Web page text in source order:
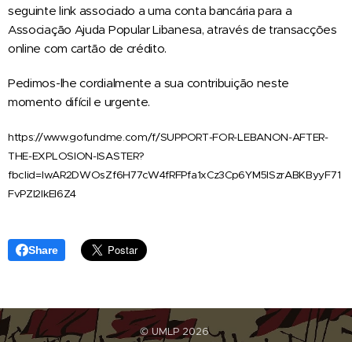
seguinte link associado a uma conta bancária para a
Associação Ajuda Popular Libanesa, através de transacções
online com cartão de crédito.
Pedimos-lhe cordialmente a sua contribuição neste
momento difícil e urgente.
https://www.gofundme.com/f/SUPPORT-FOR-LEBANON-AFTER-
THE-EXPLOSION-ISASTER?
fbclid=IwAR2DWOsZf6H77cW4fRFPfa1xCz3Cp6YM5ISzrABKByyF71
FvPZl2IkEI6Z4
Share
© UMLP 2026